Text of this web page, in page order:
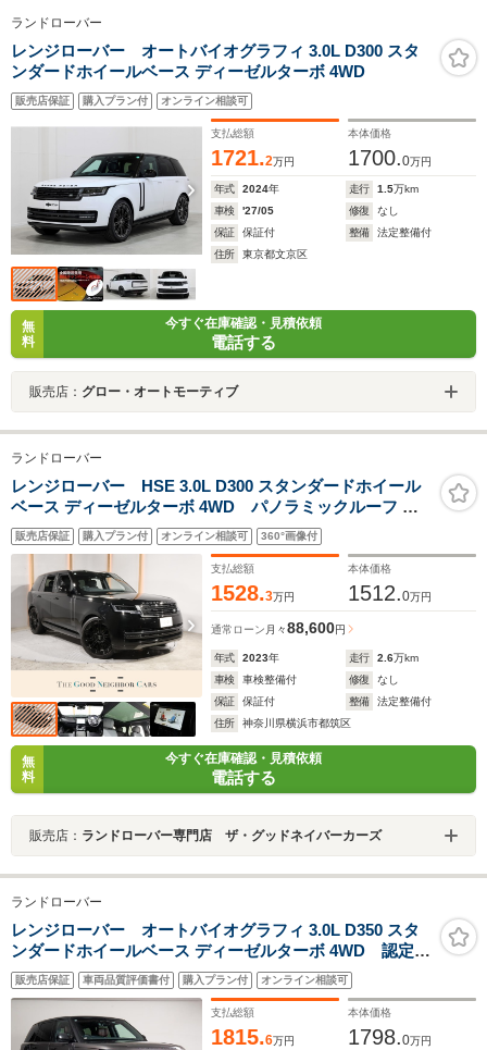
ランドローバー
レンジローバー オートバイオグラフィ 3.0L D300 スタ
ンダードホイールベース ディーゼルターボ 4WD
販売店保証 購入プラン付 オンライン相談可
支払総額
1721.2万円
本体価格
1700.0万円
年式 2024年 走行 1.5万km
車検
'27/05 修復
なし
保証
保証付 整備
法定整備付
住所
東京都文京区
無
料
今すぐ在庫確認・見積依頼
電話する
販売店： グロー・オートモーティブ
ランドローバー
レンジローバー HSE 3.0L D300 スタンダードホイール
ベース ディーゼルターボ 4WD パノラミックルーフ 全
席シートヒーター&クーラー エアサス 純正23インチAW
MERIDIAN ヘッドアップディスプレイ クリアサイトイン
テリアリアビューミラー 黒革 ACC ステアリングヒータ
ー サラウンドカメラ
販売店保証 購入プラン付 オンライン相談可 360°画像付
支払総額
1528.3万円
本体価格
1512.0万円
通常ローン 月々88,600円
年式 2023年 走行 2.6万km
車検
車検整備付 修復
なし
保証
保証付 整備
法定整備付
住所
神奈川県横浜市都筑区
無
料
今すぐ在庫確認・見積依頼
電話する
販売店： ランドローバー専門店 ザ・グッドネイバーカーズ
ランドローバー
レンジローバー オートバイオグラフィ 3.0L D350 スタ
ンダードホイールベース ディーゼルターボ 4WD 認定中
古車 スライディングサンルーフ MERIDIANシグネチ
ャーサウンド 電動格納式サイドステップ ヘッドアッ
プディスプレイ 23インチブラックホイール シートマ
ッサージ アンビエントライト
販売店保証 車両品質評価書付 購入プラン付 オンライン相談可
支払総額
1815.6万円
本体価格
1798.0万円